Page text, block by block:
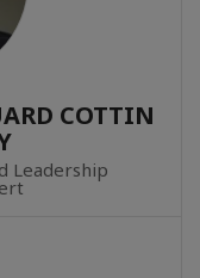
COTTIN
Leadership